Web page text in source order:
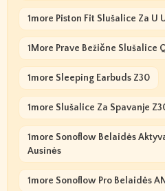
1more Piston Fit Slušalice Za U
1More Prave Bežične Slušalice
1more Sleeping Earbuds Z30
1more Slušalice Za Spavanje
1more Sonoflow Belaidės
Ausinės
1more Sonoflow Pro Belaidės